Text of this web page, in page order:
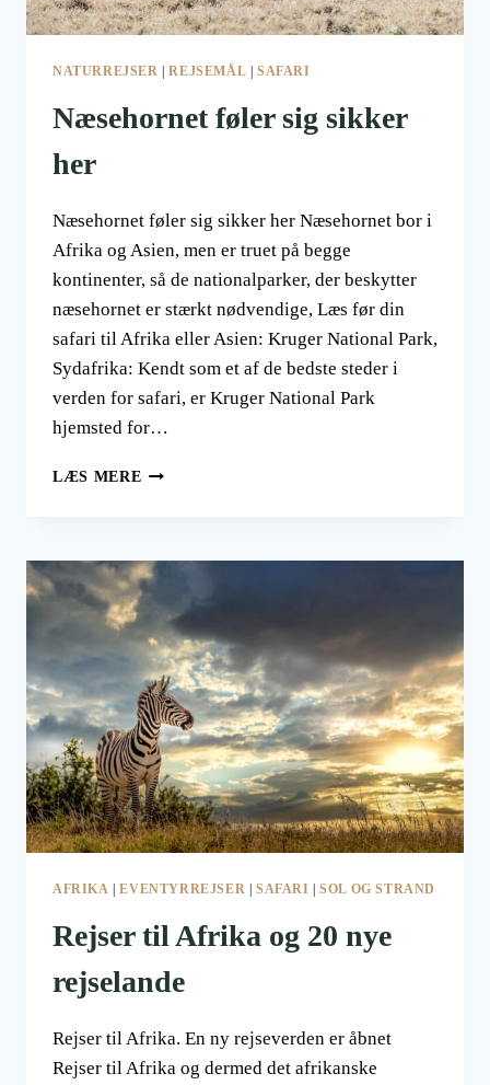
NATURREJSER |REJSEMÅL SAFARI
Næsehornet føler sig sikker
her
Næsehornet føler sig sikker her Næsehornet bor i
Afrika og Asien, men er truet på begge
kontinenter, så de nationalparker, der beskytter
næsehornet er stærkt nødvendige, Læs før din
safari til Afrika eller Asien: Kruger National Park,
Sydafrika: Kendt som et af de bedste steder i
verden for safari, er Kruger National Park
hjemsted for…
LÆS MERE NÆSEHORNET
HER
AFRIKA |EVENTYRREJSER | SAFARI |SOL OG STRAND
Rejser til Afrika og 20 nye
rejselande
Rejser til Afrika. En ny rejseverden er åbnet
Rejser til Afrika og dermed det afrikanske